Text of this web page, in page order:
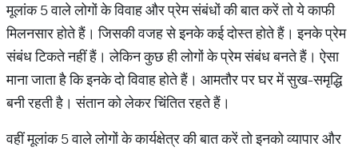
मूलांक 5 वाले लोगों के विवाह और प्रेम संबंधों की बात करें तो ये काफी
मिलनसार होते हैं। जिसकी वजह से इनके कई दोस्त होते हैं। इनके प्रेम
संबंध टिकते नहीं हैं। लेकिन कुछ ही लोगों के प्रेम संबंध बनते हैं। ऐसा
माना जाता है कि इनके दो विवाह होते हैं। आमतौर पर घर में सुख-समृद्धि
बनी रहती है। संतान को लेकर चिंतित रहते हैं।
वहीं मूलांक 5 वाले लोगों के कार्यक्षेत्र की बात करें तो इनको व्यापार और